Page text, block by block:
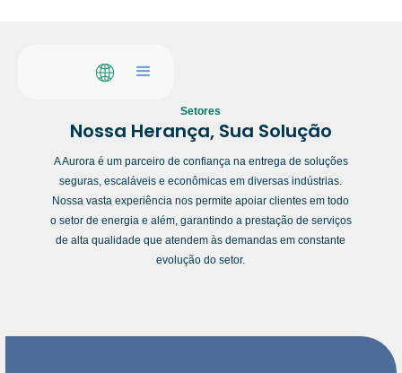
Setores
Nossa Herança, Sua Solução
A Aurora é um parceiro de confiança na entrega de soluções
seguras, escaláveis e econômicas em diversas indústrias.
Nossa vasta experiência nos permite apoiar clientes em todo
o setor de energia e além, garantindo a prestação de serviços
de alta qualidade que atendem às demandas em constante
evolução do setor.